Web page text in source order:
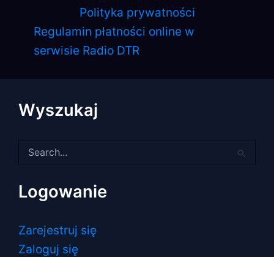
Polityka prywatności
Regulamin płatności online w
serwisie Radio DTR
Wyszukaj
dla:
Logowanie
Zarejestruj się
Zaloguj się